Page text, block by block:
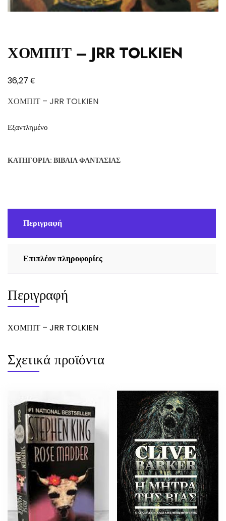
ΧΟΜΠΙΤ – JRR TOLKIEN
36,27 €
ΧΟΜΠΙΤ – JRR TOLKIEN
Εξαντλημένο
ΚΑΤΗΓΟΡΊΑ: ΒΙΒΛΊΑ ΦΑΝΤΑΣΊΑΣ
Περιγραφή
Επιπλέον πληροφορίες
Περιγραφή
ΧΟΜΠΙΤ – JRR TOLKIEN
Σχετικά προϊόντα